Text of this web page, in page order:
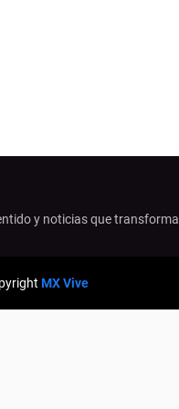
y noticias que
MX Vive